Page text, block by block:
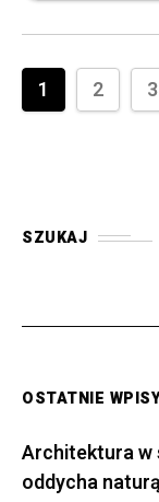
1 2 3
SZUKAJ
OSTATNIE
Architektura w
oddycha naturą